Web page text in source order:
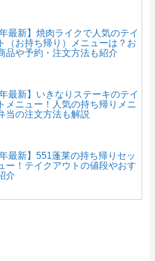
年最新】焼肉ライクで人気のテイ
（お持ち帰り）メニューは？お
品や予約・注文方法も紹介
年最新】いきなりステーキのテイ
メニュー！人気の持ち帰りメニ
当の注文方法も解説
年最新】551蓬莱の持ち帰りセッ
ー！テイクアウトの値段やおす
介